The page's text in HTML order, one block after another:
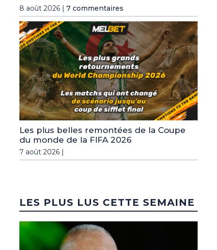
8 août 2026 | 7 commentaires
Les plus belles remontées de la Coupe
du monde de la FIFA 2026
7 août 2026 |
LES PLUS LUS CETTE SEMAINE